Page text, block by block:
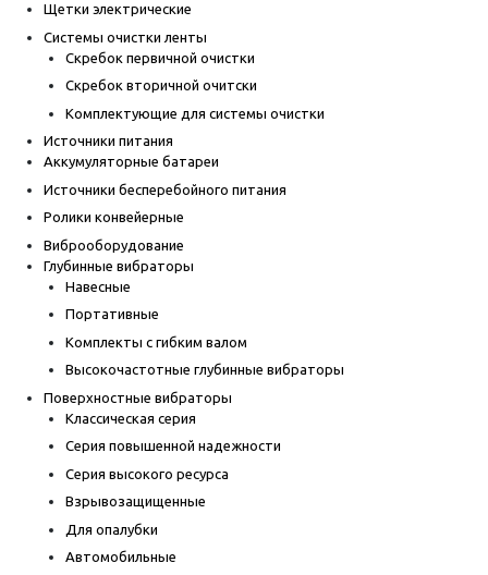
Щетки электрические
Системы очистки ленты
Скребок первичной очистки
Скребок вторичной очитски
Комплектующие для системы очистки
Источники питания
Аккумуляторные батареи
Источники бесперебойного питания
Ролики конвейерные
Виброоборудование
Глубинные вибраторы
Навесные
Портативные
Комплекты с гибким валом
Высокочастотные глубинные вибраторы
Поверхностные вибраторы
Классическая серия
Серия повышенной надежности
Серия высокого ресурса
Взрывозащищенные
Для опалубки
Автомобильные